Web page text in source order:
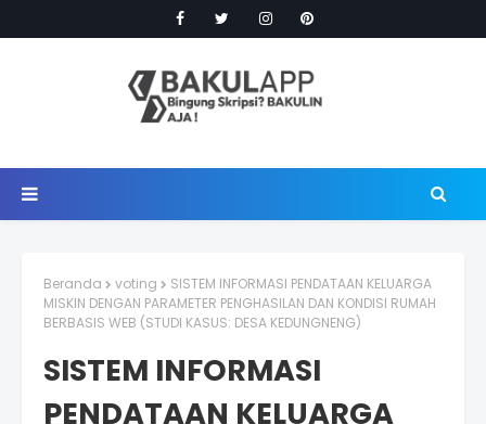
Beranda voting
SISTEM INFORMASI PENDATAAN KELUARGA
MISKIN DENGAN PARAMETER PENGHASILAN DAN KONDISI RUMAH
BERBASIS WEB (STUDI KASUS: DESA KEDUNGNENG)
SISTEM INFORMASI
PENDATAAN KELUARGA